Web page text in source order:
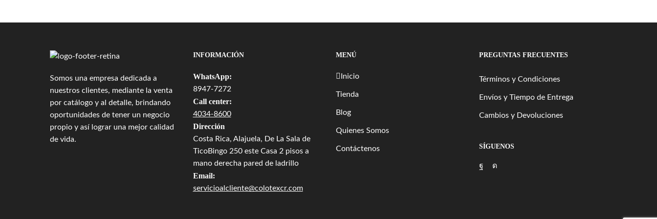
Somos una empresa dedicada a
nuestros clientes, mediante la venta
por catálogo y al detalle, brindando
oportunidades de tener un negocio
propio y así lograr una mejor calidad
de vida.
INFORMACIÓN
WhatsApp:
8947-7272
Call center:
4034-8600
Dirección
Costa Rica, Alajuela, De La Sala de
TicoBingo 250 este Casa 2 pisos a
mano derecha pared de ladrillo
Email:
servicioalcliente@colotexcr.com
MENÚ
Inicio
Tienda
Blog
Quienes Somos
Contáctenos
PREGUNTAS FRECUENTES
Términos y Condiciones
Envíos y Tiempo de Entrega
Cambios y Devoluciones
SÍGUENOS